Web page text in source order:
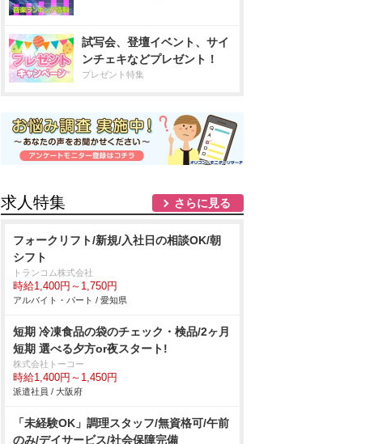
試写会、登壇イベント、サイ
ンチェキなどプレゼント！
プレゼント特集
求人特集 さらに見る
フォークリフト/新規/入社日の相談OK/朝
シフト
トランコム株式会社
時給1,400円～1,750円
アルバイト・パート / 愛知県
短期 冷凍食品の袋のチェック・検品/2ヶ月
短期 選べる夕方or夜スタート!
株式会社トーコー
時給1,400円～1,450円
派遣社員 / 大阪府
「未経験OK」調理スタッフ/無資格可/午前
のみ/デイサービス/社会保障完備